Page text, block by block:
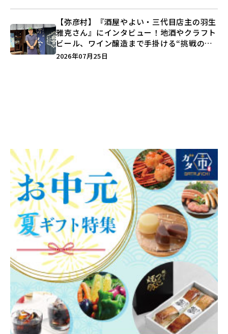
【弥彦村】『酒屋やよい・三代目店主の羽生
雅克さん』にインタビュー！地酒やクラフト
ビール、ワイン醸造まで手掛ける“挑戦の歴
史”に迫る♪
2026年07月25日